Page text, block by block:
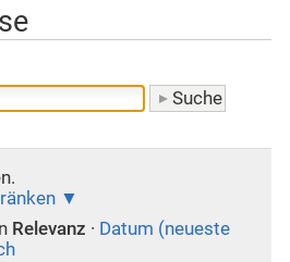
Relevanz · Datum (neueste